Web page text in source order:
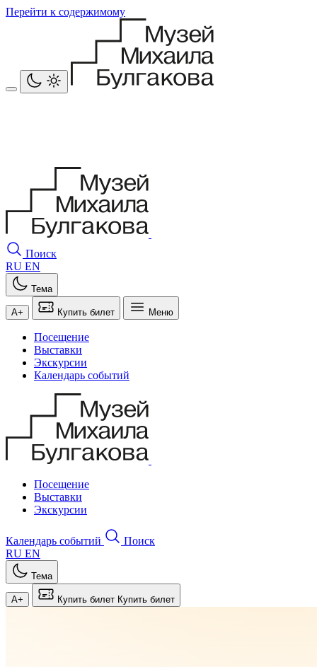
Перейти к содержимому
Поиск
RU EN
Тема
A+ Купить билет Меню
Посещение
Выставки
Экскурсии
Календарь событий
Посещение
Выставки
Экскурсии
Календарь событий
Поиск
RU EN
Тема
A+ Купить билет Купить билет